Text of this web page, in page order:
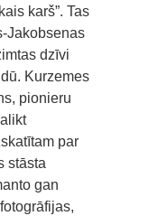
karš”. Tas
Jakobsenas
dzīvi
Kurzemes
pionieru
par
stāsta
gan